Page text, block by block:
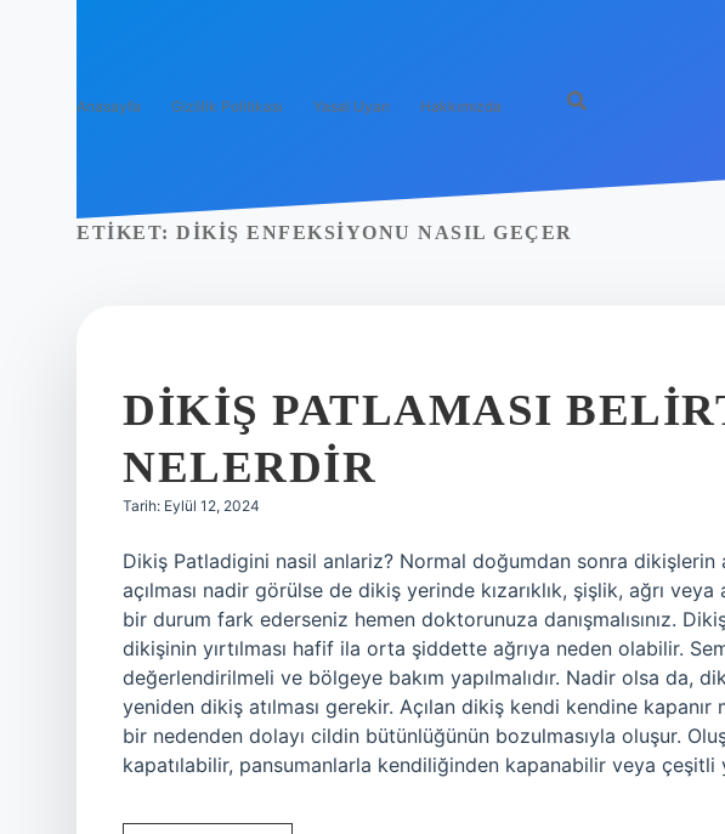
Anasayfa Gizlilik Politikası Yasal Uyarı Hakkımızda
ETIKET: DIKIŞ ENFEKSIYONU NASIL GEÇER
DIKIŞ PATLAMASI
NELERDIR
Tarih: Eylül 12, 2024
Dikiş Patladigini nasil anlariz? Normal doğumdan sonra dikişlerin
açılması nadir görülse de dikiş yerinde kızarıklık, şişlik, ağrı
bir durum fark ederseniz hemen doktorunuza danışmalısınız.
dikişinin yırtılması hafif ila orta şiddette ağrıya neden olabilir.
değerlendirilmeli ve bölgeye bakım yapılmalıdır. Nadir olsa da,
yeniden dikiş atılması gerekir. Açılan dikiş kendi kendine
bir nedenden dolayı cildin bütünlüğünün bozulmasıyla oluşur.
kapatılabilir, pansumanlarla kendiliğinden kapanabilir veya